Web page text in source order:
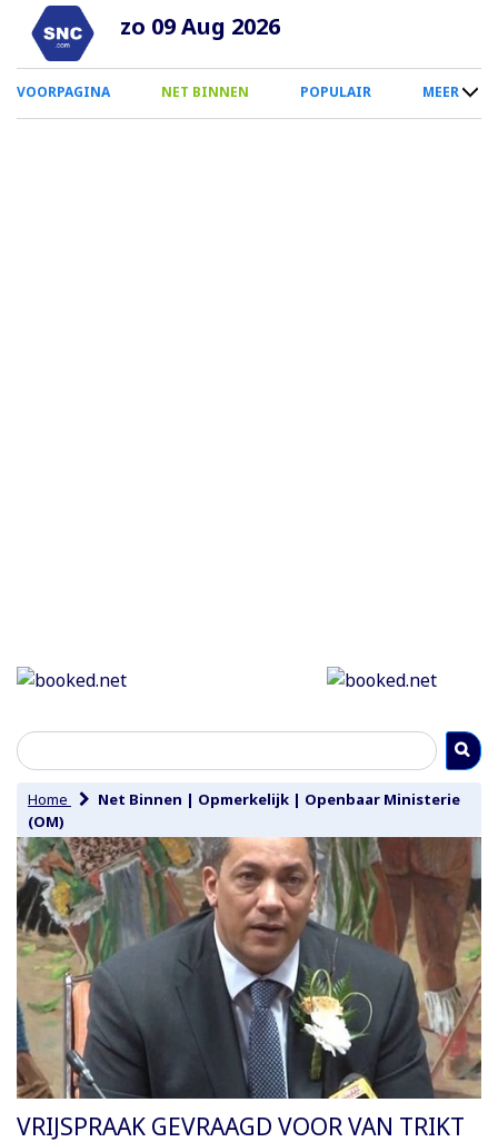
Overslaan
naar
inhoud
zo 09 Aug 2026
0
Smartphone
VOORPAGINA NET BINNEN POPULAIR MEER
Home Net Binnen | Opmerkelijk | Openbaar Ministerie
(OM)
VRIJSPRAAK GEVRAAGD VOOR VAN TRIKT